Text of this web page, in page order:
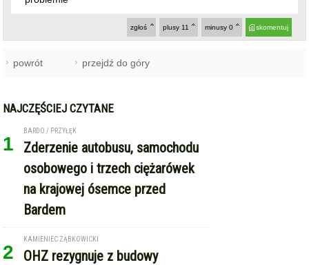
skomentuj
minusy 0
plusy 11
zgłoś
powrót przejdź do góry
NAJCZĘŚCIEJ CZYTANE
1
BARDO / PRZYŁĘK
Zderzenie autobusu, samochodu
osobowego i trzech ciężarówek
na krajowej ósemce przed
Bardem
2
KAMIENIEC ZĄBKOWICKI
OHZ rezygnuje z budowy